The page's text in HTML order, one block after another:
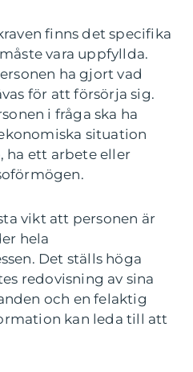
finns det specifika
vara uppfyllda.
ha gjort vad
för att försörja sig.
i fråga ska ha
situation
ha ett arbete eller
vikt att personen är
hela
Det ställs höga
redovisning av sina
och en felaktig
kan leda till att